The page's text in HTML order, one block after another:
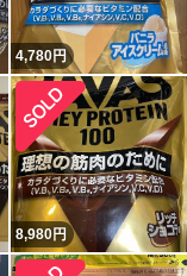
4,780円
8,980円